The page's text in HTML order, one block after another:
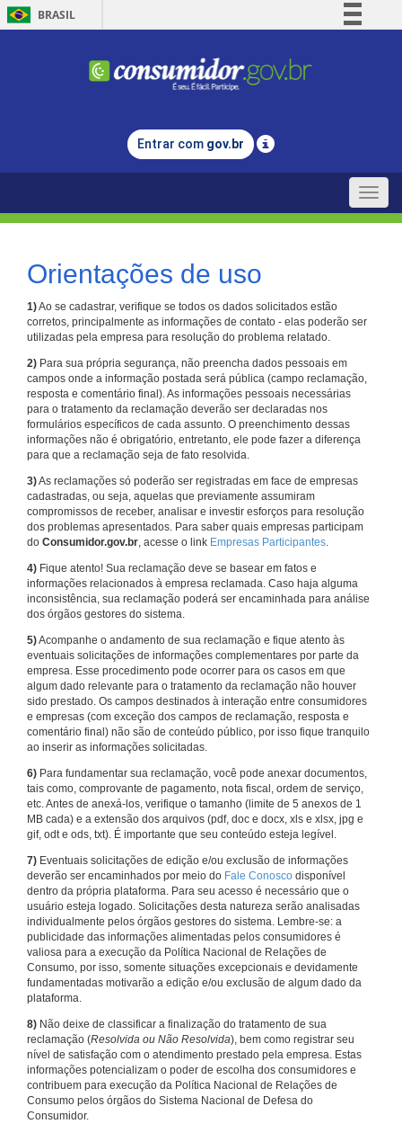
BRASIL
Comunica BR
Legislação
Entrar com gov.br
Toggle
Orientações de uso
1)Ao se cadastrar, verifique se todos os dados solicitados estão
corretos, principalmente as informações de contato - elas poderão ser
utilizadas pela empresa para resolução do problema relatado.
2) Para sua própria segurança, não preencha dados pessoais em
campos onde a informação postada será pública (campo reclamação,
resposta e comentário final). As informações pessoais necessárias
para o tratamento da reclamação deverão ser declaradas nos
formulários específicos de cada assunto. O preenchimento dessas
informações não é obrigatório, entretanto, ele pode fazer a diferença
para que a reclamação seja de fato resolvida.
3)As reclamações só poderão ser registradas em face de empresas
cadastradas, ou seja, aquelas que previamente assumiram
compromissos de receber, analisar e investir esforços para resolução
dos problemas apresentados. Para saber quais empresas participam
do Consumidor.gov.br, acesse o link Empresas Participantes.
4) Fique atento! Sua reclamação deve se basear em fatos e
informações relacionados à empresa reclamada. Caso haja alguma
inconsistência, sua reclamação poderá ser encaminhada para análise
dos órgãos gestores do sistema.
5)Acompanhe o andamento de sua reclamação e fique atento às
eventuais solicitações de informações complementares por parte da
empresa. Esse procedimento pode ocorrer para os casos em que
algum dado relevante para o tratamento da reclamação não houver
sido prestado. Os campos destinados à interação entre consumidores
e empresas (com exceção dos campos de reclamação, resposta e
comentário final) não são de conteúdo público, por isso fique tranquilo
ao inserir as informações solicitadas.
6) Para fundamentar sua reclamação, você pode anexar documentos,
tais como, comprovante de pagamento, nota fiscal, ordem de serviço,
etc. Antes de anexá-los, verifique o tamanho (limite de 5 anexos de 1
MB cada) e a extensão dos arquivos (pdf, doc e docx, xls e xlsx, jpg e
gif, odt e ods, txt). É importante que seu conteúdo esteja legível.
7) Eventuais solicitações de edição e/ou exclusão de informações
deverão ser encaminhados por meio do Fale Conosco disponível
dentro da própria plataforma. Para seu acesso é necessário que o
usuário esteja logado. Solicitações desta natureza serão analisadas
individualmente pelos órgãos gestores do sistema. Lembre-se: a
publicidade das informações alimentadas pelos consumidores é
valiosa para a execução da Política Nacional de Relações de
Consumo, por isso, somente situações excepcionais e devidamente
fundamentadas motivarão a edição e/ou exclusão de algum dado da
plataforma.
8) Não deixe de classificar a finalização do tratamento de sua
reclamação (Resolvida ou Não Resolvida), bem como registrar seu
nível de satisfação com o atendimento prestado pela empresa. Estas
informações potencializam o poder de escolha dos consumidores e
contribuem para execução da Política Nacional de Relações de
Consumo pelos órgãos do Sistema Nacional de Defesa do
Consumidor.